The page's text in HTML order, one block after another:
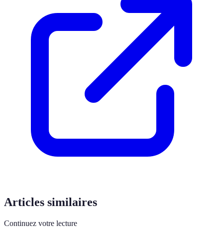
Articles similaires
Continuez votre lecture